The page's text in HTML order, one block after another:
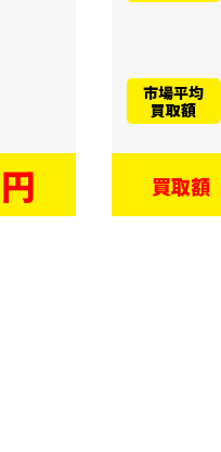
市場平均
買取額
買取額